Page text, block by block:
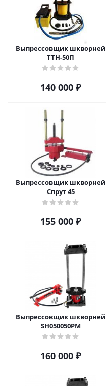
Выпрессовщик шкворней
ТТН-50П
140 000 ₽
Выпрессовщик шкворней
Спрут 45
155 000 ₽
Выпрессовщик шкворней
SH050050PM
160 000 ₽